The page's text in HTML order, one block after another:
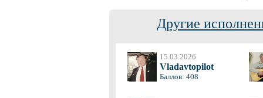
Другие
15.03.2026
Vladavtopilot
Баллов: 408